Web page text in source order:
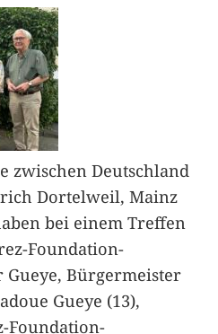
zwischen Deutschland
Dortelweil, Mainz
bei einem Treffen
Foundation-
Bürgermeister
Gueye (13),
Foundation-